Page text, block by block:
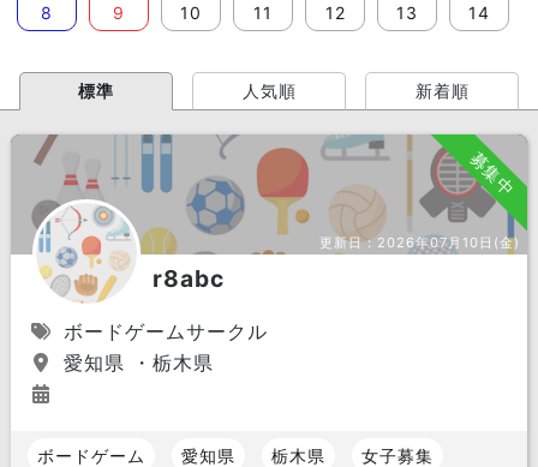
8
9
10
11
12
13
14
標準 人気順 新着順
募集中
更新日： 2026年07月10日(金)
r8abc
ボードゲームサークル
愛知県 ・栃木県
ボードゲーム 愛知県 栃木県 女子募集